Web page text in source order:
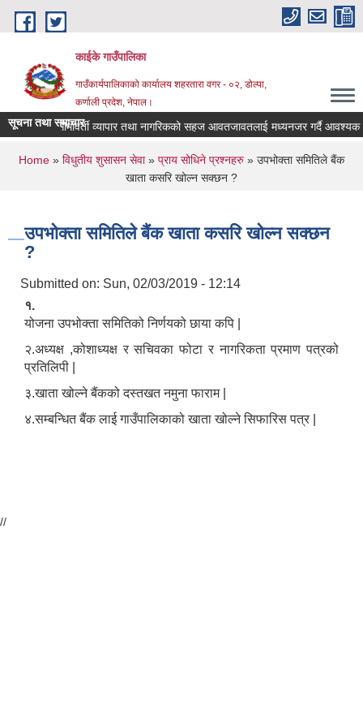
Skip to main content
काईके गाउँपालिका
गाउँकार्यपालिकाको कार्यालय शहरतारा वगर - ०२, डोल्पा,
कर्णाली प्रदेश, नेपाल।
सूचना तथा समाचारसीमावर्ती व्यापार तथा नागरिकको सहज आवतजावतलाई मध्यनजर गर्दै आवश्यक
You are here
Home » विधुतीय शुसासन सेवा» प्राय सोधिने प्रश्नहरु » उपभोक्ता समितिले बैंक
खाता कसरि खोल्न सक्छन ?
उपभोक्ता समितिले बैंक खाता कसरि खोल्न सक्छन
?
Submitted on: Sun, 02/03/2019 - 12:14
१.
योजना उपभोक्ता समितिको निर्णयको छाया कपि |
२.अध्यक्ष ,कोशाध्यक्ष र सचिवका फोटा र नागरिकता प्रमाण पत्रको
प्रतिलिपी |
३.खाता खोल्ने बैंकको दस्तखत नमुना फाराम |
४.सम्बन्धित बैंक लाई गाउँपालिकाको खाता खोल्ने सिफारिस पत्र |
//